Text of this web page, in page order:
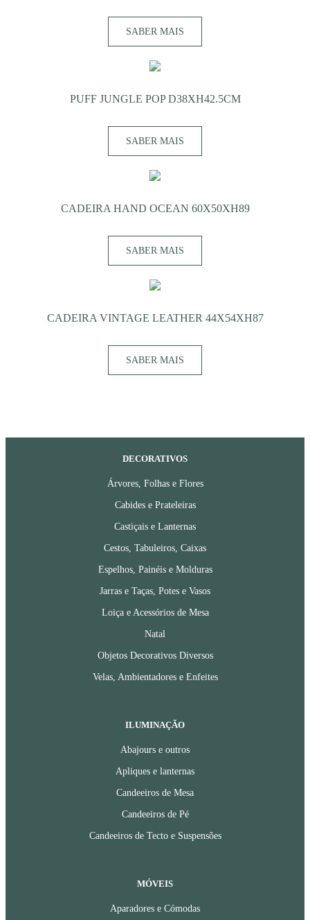
SABER MAIS
PUFF JUNGLE POP D38XH42.5CM
SABER MAIS
CADEIRA HAND OCEAN 60X50XH89
SABER MAIS
CADEIRA VINTAGE LEATHER 44X54XH87
SABER MAIS
DECORATIVOS
Árvores, Folhas e Flores
Cabides e Prateleiras
Castiçais e Lanternas
Cestos, Tabuleiros, Caixas
Espelhos, Painéis e Molduras
Jarras e Taças, Potes e Vasos
Loiça e Acessórios de Mesa
Natal
Objetos Decorativos Diversos
Velas, Ambientadores e Enfeites
ILUMINAÇÃO
Abajours e outros
Apliques e lanternas
Candeeiros de Mesa
Candeeiros de Pé
Candeeiros de Tecto e Suspensões
MÓVEIS
Aparadores e Cómodas